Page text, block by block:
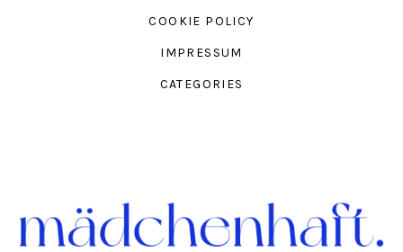
COOKIE POLICY
IMPRESSUM
CATEGORIES